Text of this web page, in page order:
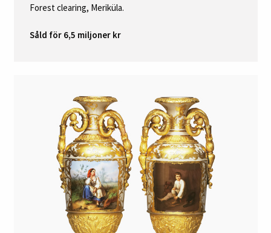
Forest clearing, Meriküla.
Såld för 6,5 miljoner kr